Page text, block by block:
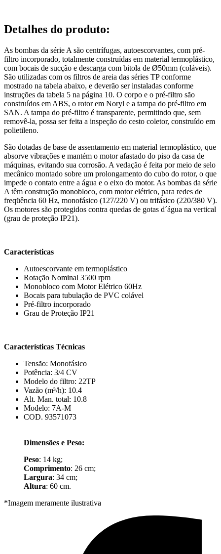
Detalhes do produto:
As bombas da série A são centrífugas, autoescorvantes, com pré-
filtro incorporado, totalmente construídas em material termoplástico,
com bocais de sucção e descarga com bitola de Ø50mm (coláveis).
São utilizadas com os filtros de areia das séries TP conforme
mostrado na tabela abaixo, e deverão ser instaladas conforme
instruções da tabela 5 na página 10. O corpo e o pré-filtro são
construídos em ABS, o rotor em Noryl e a tampa do pré-filtro em
SAN. A tampa do pré-filtro é transparente, permitindo que, sem
removê-la, possa ser feita a inspeção do cesto coletor, construído em
polietileno.
São dotadas de base de assentamento em material termoplástico, que
absorve vibrações e mantém o motor afastado do piso da casa de
máquinas, evitando sua corrosão. A vedação é feita por meio de selo
mecânico montado sobre um prolongamento do cubo do rotor, o que
impede o contato entre a água e o eixo do motor. As bombas da série
A têm construção monobloco, com motor elétrico, para redes de
freqüência 60 Hz, monofásico (127/220 V) ou trifásico (220/380 V).
Os motores são protegidos contra quedas de gotas d´água na vertical
(grau de proteção IP21).
Características
Autoescorvante em termoplástico
Rotação Nominal 3500 rpm
Monobloco com Motor Elétrico 60Hz
Bocais para tubulação de PVC colável
Pré-filtro incorporado
Grau de Proteção IP21
Características Técnicas
Tensão: Monofásico
Potência: 3/4 CV
Modelo do filtro: 22TP
Vazão (m³/h): 10.4
Alt. Man. total: 10.8
Modelo: 7A-M
COD. 93571073
Dimensões e Peso:
Peso: 14 kg;
Comprimento: 26 cm;
Largura: 34 cm;
Altura: 60 cm.
*Imagem meramente ilustrativa